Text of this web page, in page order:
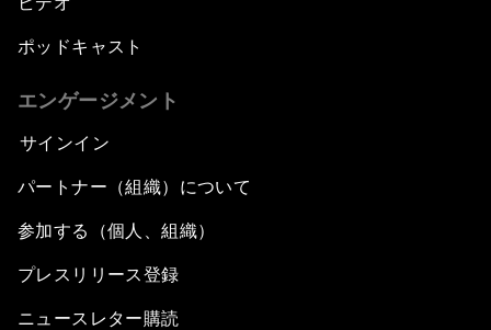
ポッドキャスト
エンゲージメント
サインイン
パートナー（組織）について
参加する（個人、組織）
プレスリリース登録
ニュースレター購読